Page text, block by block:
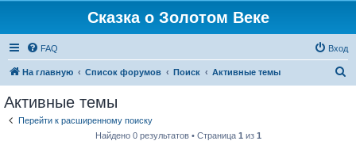
Сказка о Золотом Веке
FAQ Вход
На главную Список форумов Поиск Активные темы
Активные темы
Перейти к расширенному поиску
Найдено 0 результатов • Страница 1 из 1